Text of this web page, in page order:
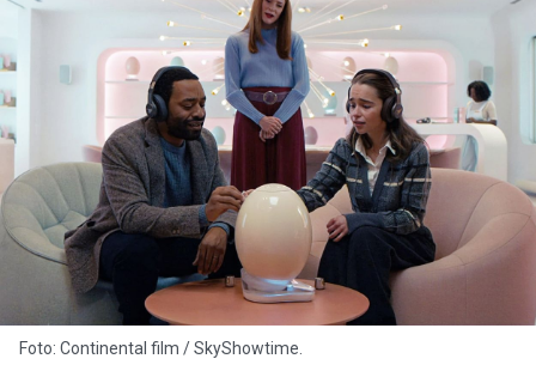
Foto: Continental film / SkyShowtime.